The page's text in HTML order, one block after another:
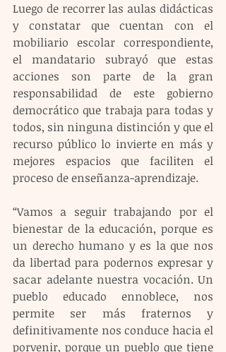
Luego de recorrer las aulas didácticas
y constatar que cuentan con el
mobiliario escolar correspondiente,
el mandatario subrayó que estas
acciones son parte de la gran
responsabilidad de este gobierno
democrático que trabaja para todas y
todos, sin ninguna distinción y que el
recurso público lo invierte en más y
mejores espacios que faciliten el
proceso de enseñanza-aprendizaje.
“Vamos a seguir trabajando por el
bienestar de la educación, porque es
un derecho humano y es la que nos
da libertad para podernos expresar y
sacar adelante nuestra vocación. Un
pueblo educado ennoblece, nos
permite ser más fraternos y
definitivamente nos conduce hacia el
porvenir, porque un pueblo que tiene